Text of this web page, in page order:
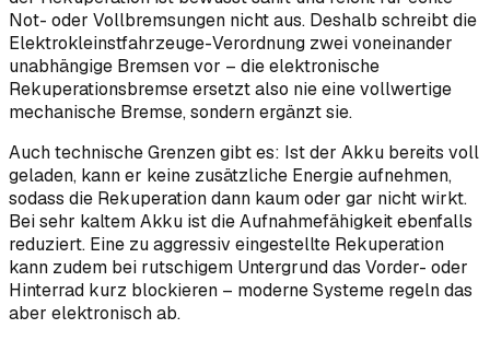
Not- oder Vollbremsungen nicht aus. Deshalb schreibt die
Elektrokleinstfahrzeuge-Verordnung zwei voneinander
unabhängige Bremsen vor – die elektronische
Rekuperationsbremse ersetzt also nie eine vollwertige
mechanische Bremse, sondern ergänzt sie.
Auch technische Grenzen gibt es: Ist der Akku bereits voll
geladen, kann er keine zusätzliche Energie aufnehmen,
sodass die Rekuperation dann kaum oder gar nicht wirkt.
Bei sehr kaltem Akku ist die Aufnahmefähigkeit ebenfalls
reduziert. Eine zu aggressiv eingestellte Rekuperation
kann zudem bei rutschigem Untergrund das Vorder- oder
Hinterrad kurz blockieren – moderne Systeme regeln das
aber elektronisch ab.